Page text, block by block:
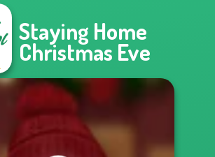
Staying Home
Christmas Eve